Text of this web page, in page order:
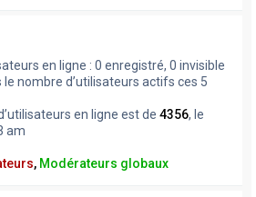
en ligne : 0 enregistré, 0 invisible
le nombre d’utilisateurs actifs ces 5
en ligne est de 4356, le
am
, Modérateurs globaux